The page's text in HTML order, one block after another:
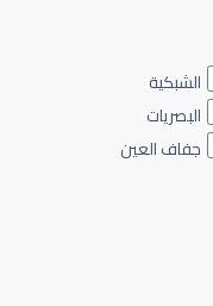
الشبكية
البصريات
جفاف العين